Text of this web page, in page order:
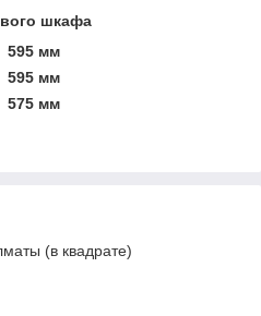
шкафа
595 мм
595 мм
575 мм
(в квадрате)